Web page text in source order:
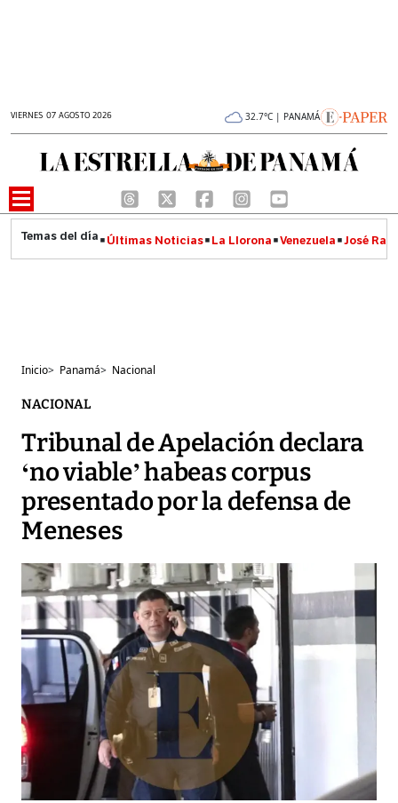
VIERNES 07 AGOSTO 2026 32.7°C | PANAMÁ
Últimas Noticias La Llorona Venezuela José
Inicio> Panamá> Nacional
NACIONAL
Tribunal de Apelación declara
‘no viable’ habeas corpus
presentado por la defensa de
Meneses